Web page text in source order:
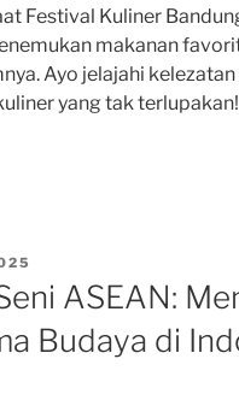
Festival Kuliner
makanan
Ayo jelajahi
yang tak terlupakan!
ASEAN:
Budaya di